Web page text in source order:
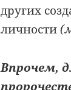
других
личности
Впрочем,